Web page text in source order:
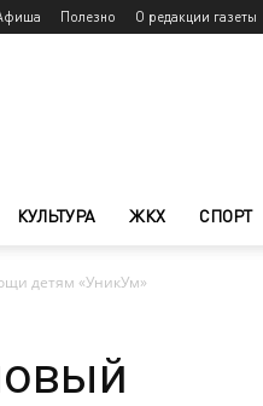
Полезно О редакции газеты
КУЛЬТУРА ЖКХ СПОРТ
детям «УникУм»